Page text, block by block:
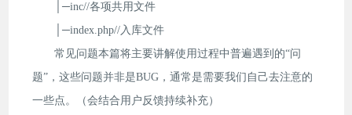
│─inc//各项共用文件
│─index.php//入库文件
常见问题本篇将主要讲解使用过程中普遍遇到的“问
题”，这些问题并非是BUG，通常是需要我们自己去注意的
一些点。（会结合用户反馈持续补充）